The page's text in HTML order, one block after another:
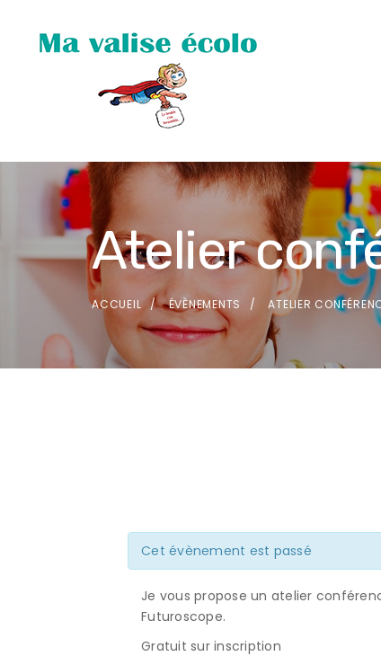
Atelier
ACCUEIL ÉVÈNEMENTS ATELIER
Cet évènement est passé
Je vous propose un atelier
Futuroscope.
Gratuit sur inscription